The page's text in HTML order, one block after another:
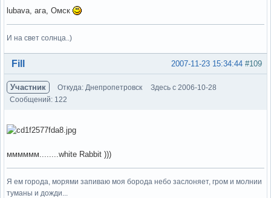
lubava, ага, Омск
И на свет солнца..)
Вне форума #109
2007-11-23 15:34:44
Fill
Участник Откуда: Днепропетровск
Здесь с 2006-10-28
Сообщений: 122
мммммм........white Rabbit )))
Я ем города, морями запиваю моя борода небо заслоняет, гром и молнии
туманы и дожди...